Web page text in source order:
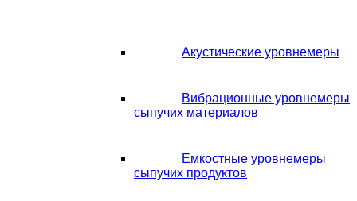
Акустические уровнемеры
Вибрационные уровнемеры
сыпучих материалов
Емкостные уровнемеры
сыпучих продуктов